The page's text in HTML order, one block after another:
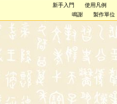
新手入門 使用凡例
鳴謝
製作單位